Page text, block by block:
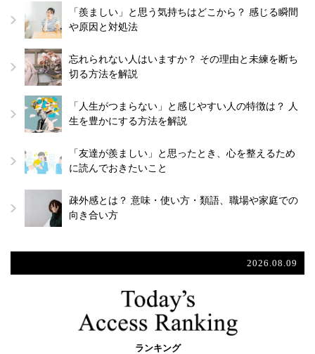
「羨ましい」と思う気持ちはどこから？ 感じる瞬間
や原因と対処法
忘れられない人はいますか？ その理由と未練を断ち
切る方法を解説
「人生がつまらない」と感じやすい人の特徴は？ 人
生を豊かにする方法を解説
「友達が羨ましい」と思ったとき、心を整えるため
に読んでおきたいこと
疎外感とは？ 意味・使い方・類語、職場や家庭での
向き合い方
2026.08.09
ランキング